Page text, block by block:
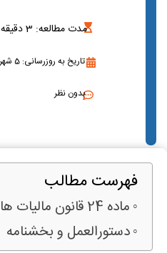
مدت مطالعه: 3دقیقه
تاریخ به روزرسانی: 5 شهریور 1403
بدون نظر
فهرست مطالب
ماده 24 قانون مالیات های مستقیم
دستورالعمل و بخشنامه